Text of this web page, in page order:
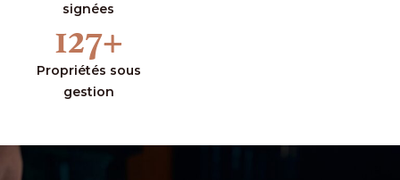
signées
Propriétés sous
gestion
127+